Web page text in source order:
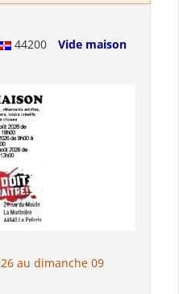
44200
Vide maison
au dimanche 09